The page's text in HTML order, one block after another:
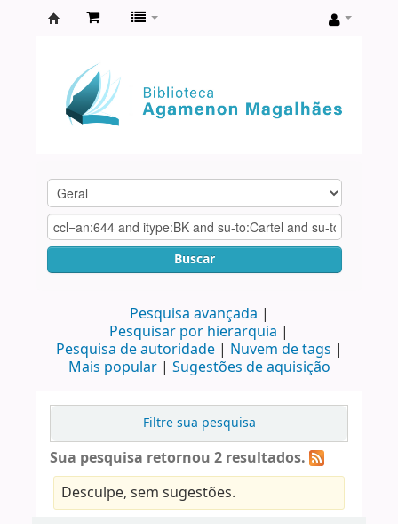
Agamenon
Magalhães
Buscar
Pesquisa avançada
Pesquisar por hierarquia
Pesquisa de autoridade
Nuvem de tags
Mais popular
Sugestões de aquisição
Filtre sua pesquisa
Sua pesquisa retornou 2 resultados.
Desculpe, sem sugestões.